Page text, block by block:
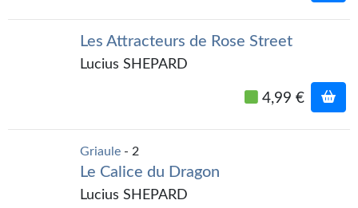
Les Attracteurs de Rose Street
Lucius SHEPARD
4,99 €
Griaule - 2
Le Calice du Dragon
Lucius SHEPARD